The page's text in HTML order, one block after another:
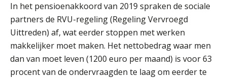
In het pensioenakkoord van 2019 spraken de sociale
partners de RVU-regeling (Regeling Vervroegd
Uittreden) af, wat eerder stoppen met werken
makkelijker moet maken. Het nettobedrag waar men
dan van moet leven (1200 euro per maand) is voor 63
procent van de ondervraagden te laag om eerder te
31
AUG
Praktijkdiploma Loonadministratie (PDL®)
Markus Verbeek Praehep
01
SEP
Cursus Van salarisadministrateur naar beloningsadviseur (basis)
MOCuitgevers